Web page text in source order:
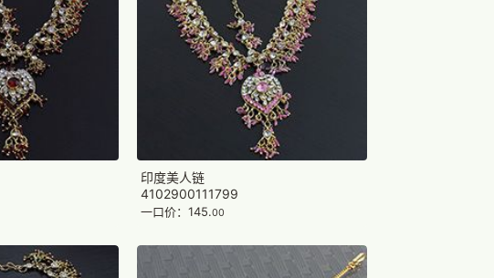
印度美人链
4102900111799
一口价：145.00